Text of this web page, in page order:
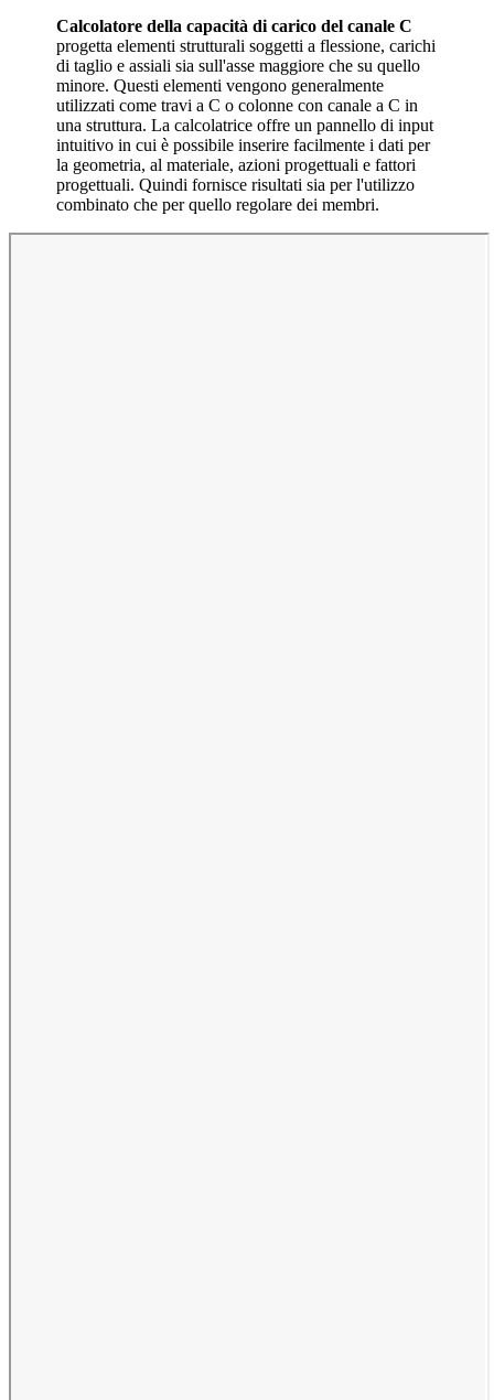
Calcolatore della capacità di carico del canale C
progetta elementi strutturali soggetti a flessione, carichi
di taglio e assiali sia sull'asse maggiore che su quello
minore. Questi elementi vengono generalmente
utilizzati come travi a C o colonne con canale a C in
una struttura. La calcolatrice offre un pannello di input
intuitivo in cui è possibile inserire facilmente i dati per
la geometria, al materiale, azioni progettuali e fattori
progettuali. Quindi fornisce risultati sia per l'utilizzo
combinato che per quello regolare dei membri.